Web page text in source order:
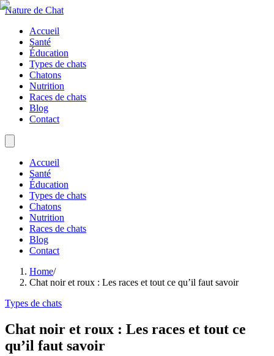
Nature de Chat
Accueil
Santé
Éducation
Types de chats
Chatons
Nutrition
Races de chats
Blog
Contact
Accueil
Santé
Éducation
Types de chats
Chatons
Nutrition
Races de chats
Blog
Contact
Home/
Chat noir et roux : Les races et tout ce qu’il faut savoir
Types de chats
Chat noir et roux : Les races et tout ce
qu’il faut savoir